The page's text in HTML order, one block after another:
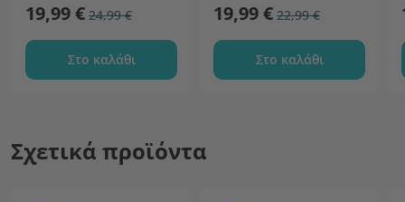
19,99 € 24,99 €
Στο καλάθι
19,99 € 22,99 €
Στο καλάθι
Σχετικά προϊόντα